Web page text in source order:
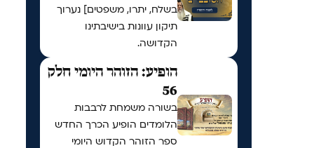
בשלח, יתרו, משפטים] נערוך
תיקון עוונות בישיבתינו
הקדושה.
הופיע: הזוהר היומי חלק
56
בשורה משמחת לרבבות
הלומדים הופיע הכרך החדש
ספר הזוהר הקדוש היומי